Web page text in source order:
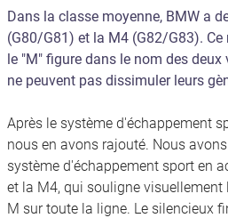
Dans la classe moyenne, BMW a
(G80/G81) et la M4 (G82/G83).
le "M" figure dans le nom des
ne peuvent pas dissimuler leurs
Après le système d'échappement
nous en avons rajouté. Nous
système d'échappement sport en
et la M4, qui souligne visuellement
M sur toute la ligne. Le silencieux